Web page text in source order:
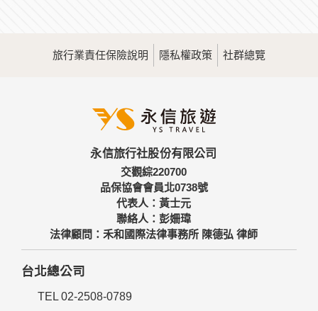
旅行業責任保險說明 隱私權政策 社群總覽
永信旅行社股份有限公司
交觀綜220700
品保協會會員北0738號
代表人：黃士元
聯絡人：彭姍瑋
法律顧問：禾和國際法律事務所 陳德弘 律師
台北總公司
TEL 02-2508-0789